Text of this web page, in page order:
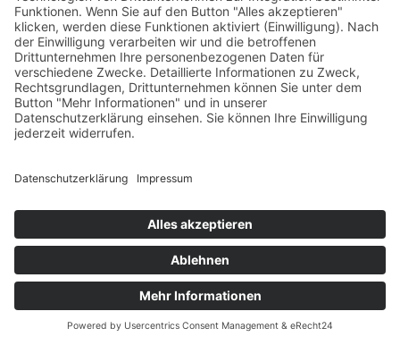
Kontakt:
Telefon: 0 62 32 4 04 04
E-Mail:michael.duenckel@t-online.de
PRAVO Praxisnetz Vorderpfalz, Bahnhofstraße 31 b, 67346
Speyer
Impressum Datenschutzerklärung